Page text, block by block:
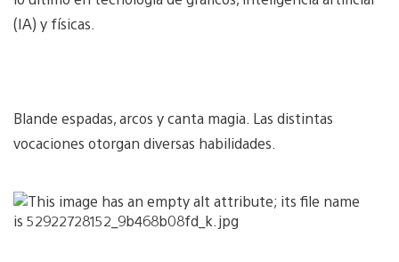
(IA) y físicas.
Blande espadas, arcos y canta magia. Las distintas
vocaciones otorgan diversas habilidades.